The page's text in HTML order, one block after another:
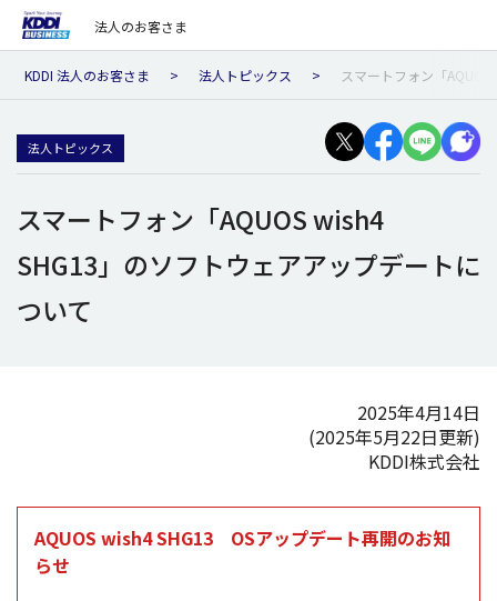
法人のお客さま
KDDI 法人のお客さま 法人トピックス スマートフォン「
法人トピックス
スマートフォン「AQUOS wish4
SHG13」のソフトウェアアップデートに
ついて
2025年4月14日
(2025年5月22日更新)
KDDI株式会社
AQUOS wish4 SHG13 OSアップデート再開のお知
らせ